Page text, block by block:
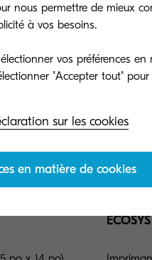
nous permettre de mieux
à vos besoins.
vos préférences
sur les cookies
en matière de cookies